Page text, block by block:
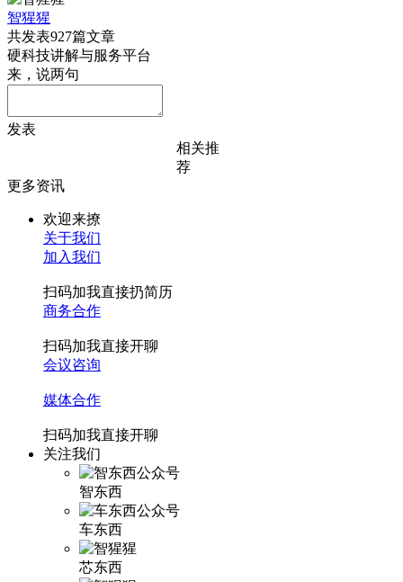
智猩猩
共发表927篇文章
硬科技讲解与服务平台
来，说两句
发表
相关推
荐
更多资讯
欢迎来撩
关于我们
加入我们
扫码加我直接扔简历
商务合作
扫码加我直接开聊
会议咨询
媒体合作
扫码加我直接开聊
关注我们
智东西
车东西
芯东西